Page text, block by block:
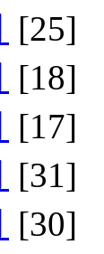
[25]
[18]
[17]
[31]
[30]